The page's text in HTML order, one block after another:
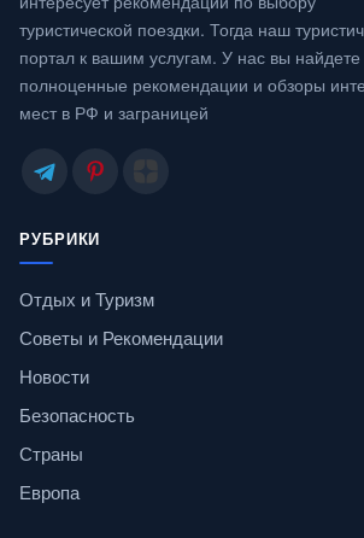
туристической поездки. Тогда наш
портал к вашим услугам. У нас вы
полноценные рекомендации и обзоры
мест в РФ и заграницей
РУБРИКИ
Отдых и Туризм
Советы и Рекомендации
Новости
Безопасность
Страны
Европа